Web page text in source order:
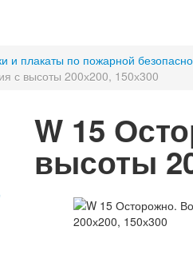
и плакаты по пожарной
с высоты 200х200, 150х300
W 15
высоты